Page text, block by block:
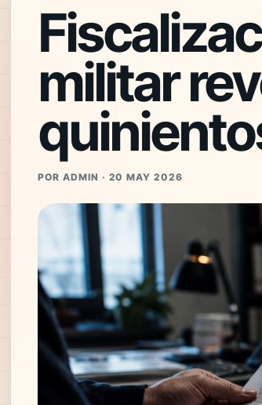
militar
POR ADMIN · 20 MAY 2026